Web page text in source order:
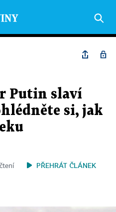
Putin slaví
si, jak
PŘEHRÁT ČLÁNEK